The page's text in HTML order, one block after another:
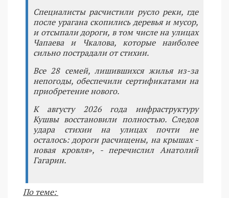
Специалисты расчистили русло реки, где
после урагана скопились деревья и мусор,
и отсыпали дороги, в том числе на улицах
Чапаева и Чкалова, которые наиболее
сильно пострадали от стихии.
Все 28 семей, лишившихся жилья из-за
непогоды, обеспечили сертификатами на
приобретение нового.
К августу 2026 года инфраструктуру
Кушвы восстановили полностью. Следов
удара стихии на улицах почти не
осталось: дороги расчищены, на крышах -
новая кровля», - перечислил Анатолий
Гагарин.
По теме: